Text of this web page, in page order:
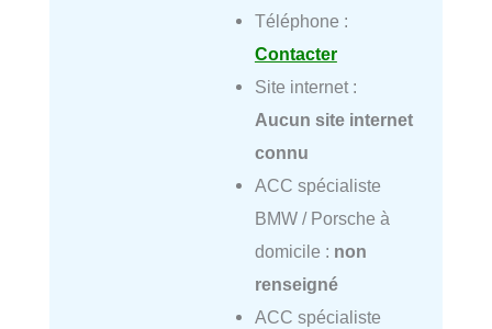
Téléphone :
Contacter
Site internet :
Aucun site internet
connu
ACC spécialiste
BMW / Porsche à
domicile : non
renseigné
ACC spécialiste